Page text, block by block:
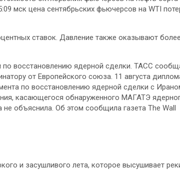
мск цена сентябрьских фьючерсов на WTI
ставок. Давление также оказывают более
восстановлению ядерной сделки. ТАСС
от Европейского союза. 11 августа
по восстановлению ядерной сделки с
касающегося обнаруженного МАГАТЭ
объяснила. Об этом сообщила газета The Wall
и засушливого лета, которое высушивает